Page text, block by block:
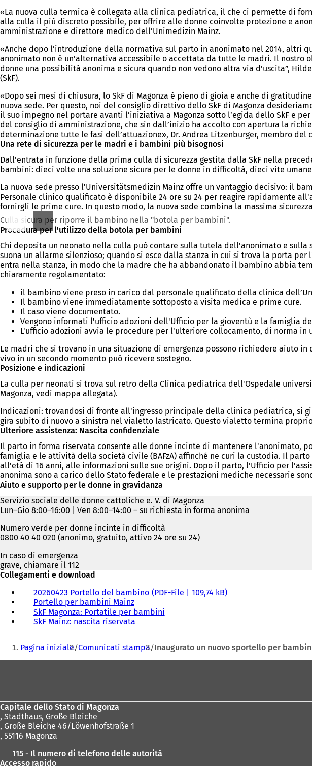
«La nuova culla termica è collegata alla clinica pediatrica, il che ci permette di
alla culla il più discreto possibile, per offrire alle donne coinvolte protezione e
amministrazione e direttore medico dell’Unimedizin Mainz.
«Anche dopo l’introduzione della normativa sul parto in anonimato nel 2014, altri
anonimato non è un’alternativa accessibile o accettata da tutte le madri. Il
donne una possibilità anonima e sicura quando non vedono altra via d’uscita”,
(SkF).
«Dopo sei mesi di chiusura, lo SkF di Magonza è pieno di gioia e anche di
nuova sede. Per questo, noi del consiglio direttivo dello SkF di Magonza
il suo impegno nel portare avanti l’iniziativa a Magonza sotto l’egida dello SkF e
del consiglio di amministrazione, che sin dall’inizio ha accolto con apertura la
determinazione tutte le fasi dell’attuazione», Dr. Andrea Litzenburger, membro del
Una rete di sicurezza per le madri e i bambini più bisognosi
Dall’entrata in funzione della prima culla di sicurezza gestita dalla SkF nella
bambini: dieci volte una soluzione sicura per le donne in difficoltà, dieci vite
La nuova sede presso l'Universitätsmedizin Mainz offre un vantaggio decisivo: il
Personale clinico qualificato è disponibile 24 ore su 24 per reagire rapidamente
fornirgli le prime cure. In questo modo, la nuova sede combina la massima
Culla sicura per riporre il bambino nella "botola per bambini".
Procedura per l'utilizzo della botola per bambini
Chi deposita un neonato nella culla può contare sulla tutela dell'anonimato e
suona un allarme silenzioso; quando si esce dalla stanza in cui si trova la porta
entra nella stanza, in modo che la madre che ha abbandonato il bambino abbia
chiaramente regolamentato:
il bambino viene preso in carico dal personale qualificato della clinica
Il bambino viene immediatamente sottoposto a visita medica e prime cure.
Il caso viene documentato.
Vengono informati l'ufficio adozioni dell'Ufficio per la gioventù e la famiglia
L'ufficio adozioni avvia le procedure per l'ulteriore collocamento, di norma
Le madri che si trovano in una situazione di emergenza possono richiedere aiuto
vivo in un secondo momento può ricevere sostegno.
Posizione e indicazioni
La culla per neonati si trova sul retro della Clinica pediatrica dell'Ospedale
Magonza, vedi mappa allegata).
Indicazioni: trovandosi di fronte all'ingresso principale della clinica pediatrica, si
gira subito di nuovo a sinistra nel vialetto lastricato. Questo vialetto termina
Ulteriore assistenza: Nascita confidenziale
Il parto in forma riservata consente alle donne incinte di mantenere l'anonimato,
famiglia e le attività della società civile (BAFzA) affinché ne curi la custodia. Il
all'età di 16 anni, alle informazioni sulle sue origini. Dopo il parto, l’Ufficio per
anonima sono a carico dello Stato federale e le prestazioni mediche necessarie
Aiuto e supporto per le donne in gravidanza
Servizio sociale delle donne cattoliche e. V. di Magonza
Lun–Gio 8:00–16:00 | Ven 8:00–14:00 – su richiesta in forma anonima
Numero verde per donne incinte in difficoltà
0800 40 40 020 (anonimo, gratuito, attivo 24 ore su 24)
In caso di emergenza
grave, chiamare il 112
Collegamenti e download
20260423 Portello del bambino
PDF-File
109,74 kB
Portello per bambini Mainz
SkF Magonza: Portatile per bambini
p
r
u
SkF Mainz: nascita riservata
a
p
n
o
Siete
qui:
Pagina iniziale Comunicati stampa Inaugurato un nuovo sportello per
Capitale dello Stato di Magonza
, Stadthaus, Große Bleiche
, Große Bleiche 46/Löwenhofstraße 1
, 55116 Magonza
115 - Il numero di telefono delle autorità
Accesso rapido